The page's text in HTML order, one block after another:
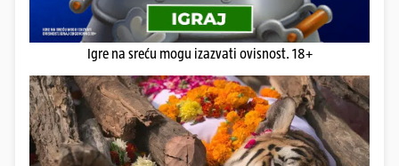
Igre na sreću mogu izazvati ovisnost. 18+